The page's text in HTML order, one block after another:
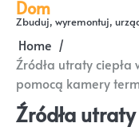
Skip
content
Dom
Zbuduj, wyremontuj,
Home
Źródła utraty ciepła
pomocą kamery
Źródła